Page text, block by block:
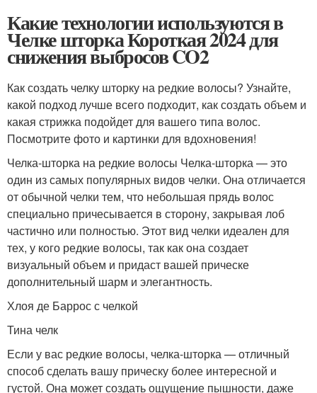
Какие технологии используются в
Челке шторка Короткая 2024 для
снижения выбросов CO2
Как создать челку шторку на редкие волосы? Узнайте,
какой подход лучше всего подходит, как создать объем и
какая стрижка подойдет для вашего типа волос.
Посмотрите фото и картинки для вдохновения!
Челка-шторка на редкие волосы Челка-шторка — это
один из самых популярных видов челки. Она отличается
от обычной челки тем, что небольшая прядь волос
специально причесывается в сторону, закрывая лоб
частично или полностью. Этот вид челки идеален для
тех, у кого редкие волосы, так как она создает
визуальный объем и придаст вашей прическе
дополнительный шарм и элегантность.
Хлоя де Баррос с челкой
Тина челк
Если у вас редкие волосы, челка-шторка — отличный
способ сделать вашу прическу более интересной и
густой. Она может создать ощущение пышности, даже